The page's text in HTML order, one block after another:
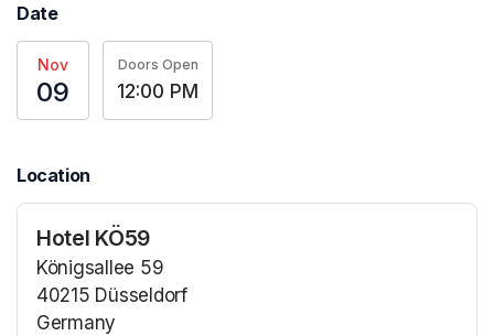
Date
Nov
09
Doors Open
12:00 PM
Location
Hotel KÖ59
Königsallee 59
40215 Düsseldorf
Germany